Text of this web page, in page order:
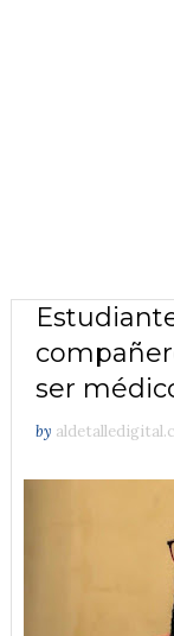
ser
by